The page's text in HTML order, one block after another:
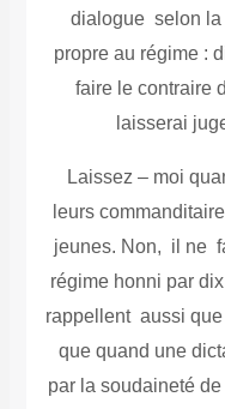
dialogue selon
propre au régime :
faire le contraire
laisserai
Laissez – moi
leurs
jeunes. Non, il ne
régime honni par
rappellent aussi
que quand une
par la soudaineté